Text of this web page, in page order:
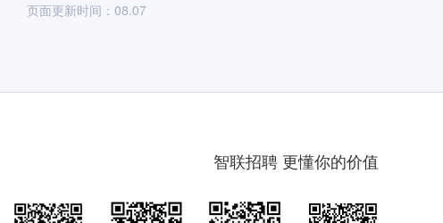
页面更新时间：08.07
智联招聘 更懂你的价值